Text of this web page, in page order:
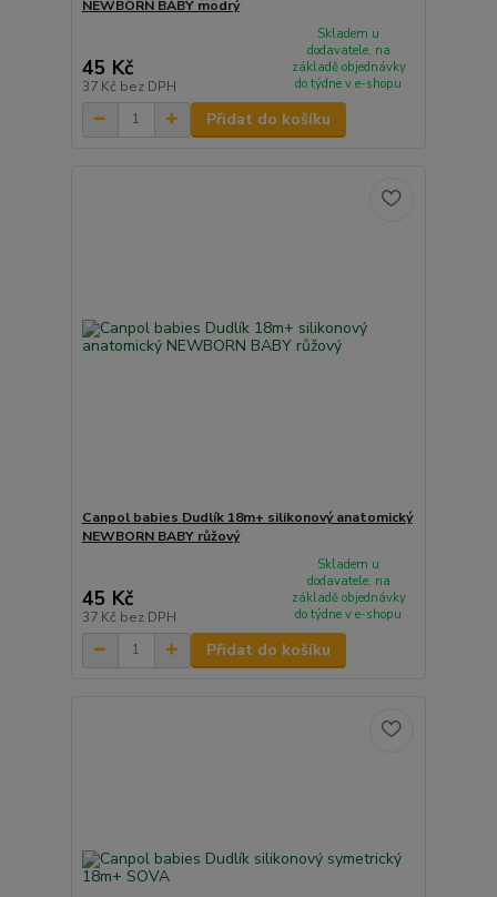
NEWBORN BABY modrý
45 Kč
37 Kč bez DPH
Skladem u
dodavatele, na
základě objednávky
do týdne v e-shopu
Přidat do košíku
Canpol babies Dudlík 18m+ silikonový anatomický
NEWBORN BABY růžový
45 Kč
37 Kč bez DPH
Skladem u
dodavatele, na
základě objednávky
do týdne v e-shopu
Přidat do košíku